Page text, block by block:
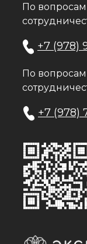
+7 (978)
+7 (978)
По
По